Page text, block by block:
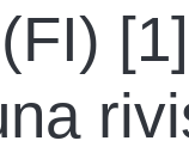
(FI)